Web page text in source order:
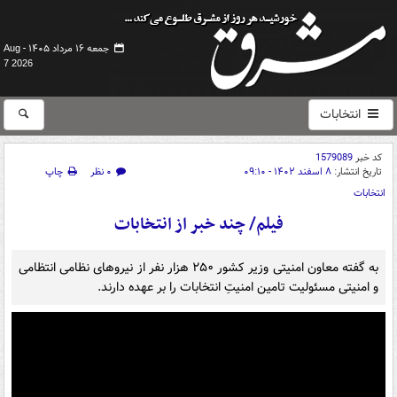
جمعه ۱۶ مرداد ۱۴۰۵ -
Aug
7 2026
انتخابات
کد خبر1579089
تاریخ انتشار: ۸ اسفند ۱۴۰۲ - ۰۹:۱۰ ۰ نظر
چاپ
انتخابات
فیلم/ چند خبر از انتخابات
به گفته معاون امنیتی وزیر کشور ۲۵۰ هزار نفر از نیروهای نظامی انتظامی
و امنیتی مسئولیت تامین امنیتِ انتخابات را بر عهده دارند.